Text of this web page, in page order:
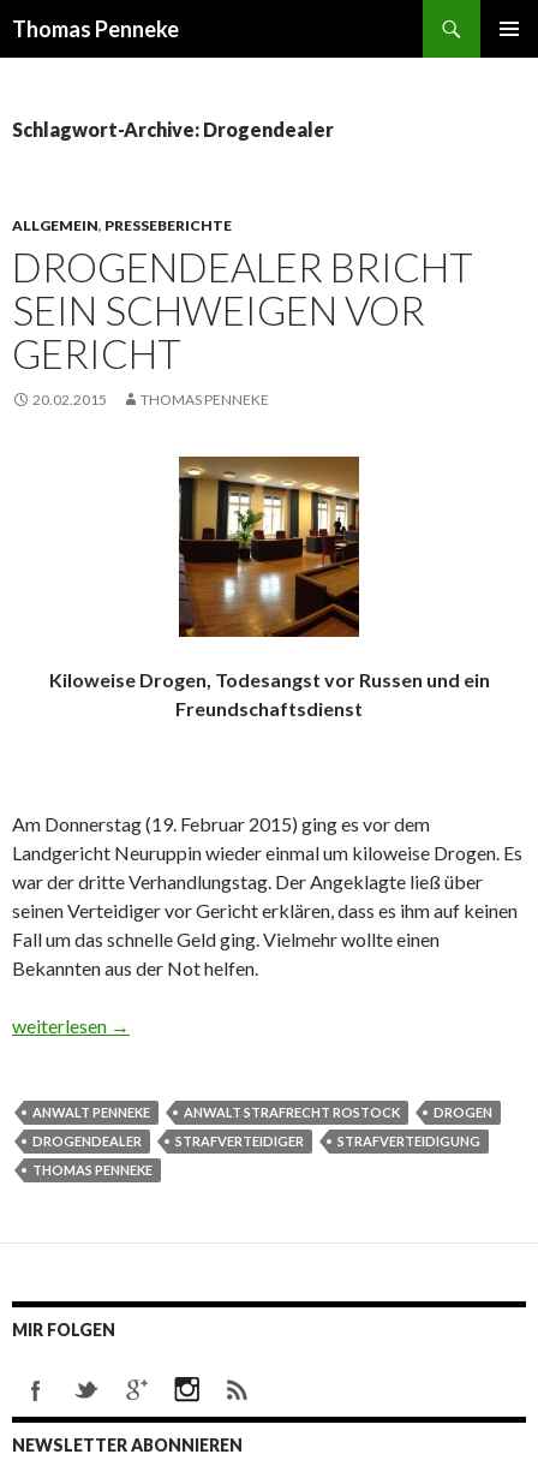
Thomas Penneke
Schlagwort-Archive: Drogendealer
ALLGEMEIN, PRESSEBERICHTE
DROGENDEALER BRICHT
SEIN SCHWEIGEN VOR
GERICHT
20.02.2015 THOMAS PENNEKE
Kiloweise Drogen, Todesangst vor Russen und ein
Freundschaftsdienst
Am Donnerstag (19. Februar 2015) ging es vor dem
Landgericht Neuruppin wieder einmal um kiloweise Drogen. Es
war der dritte Verhandlungstag. Der Angeklagte ließ über
seinen Verteidiger vor Gericht erklären, dass es ihm auf keinen
Fall um das schnelle Geld ging. Vielmehr wollte einen
Bekannten aus der Not helfen.
Drogendealer bricht sein Schweigen vor Gericht
weiterlesen →
ANWALT PENNEKE ANWALT STRAFRECHT ROSTOCK
DROGEN
DROGENDEALER
STRAFVERTEIDIGER
STRAFVERTEIDIGUNG
THOMAS PENNEKE
MIR FOLGEN
NEWSLETTER ABONNIEREN